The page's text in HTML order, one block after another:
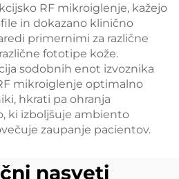
RF mikroiglenje, kažejo
in dokazano klinično
primernimi za različne
fototipe kože.
sodobnih enot izvoznika
mikroiglenje optimalno
hkrati pa ohranja
ki izboljšuje ambiento
zaupanje pacientov.
nasveti